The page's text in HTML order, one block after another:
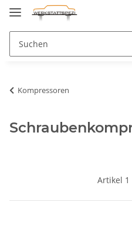
Kompressoren
Artikel 1